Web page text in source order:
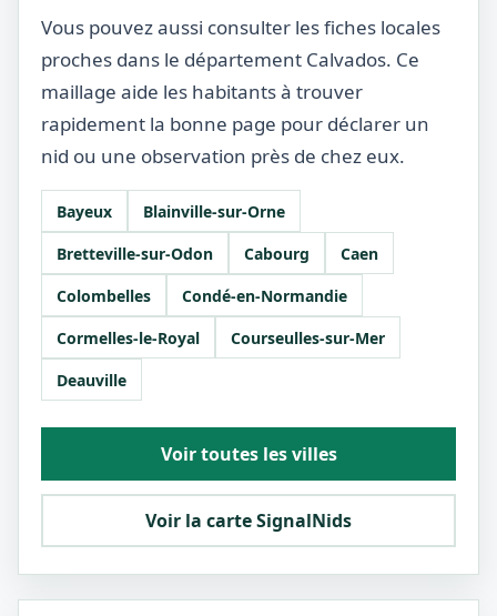
Vous pouvez aussi consulter les fiches locales
proches dans le département Calvados. Ce
maillage aide les habitants à trouver
rapidement la bonne page pour déclarer un
nid ou une observation près de chez eux.
Bayeux
Blainville-sur-Orne
Bretteville-sur-Odon
Cabourg
Caen
Colombelles
Condé-en-Normandie
Cormelles-le-Royal
Courseulles-sur-Mer
Deauville
Voir toutes les villes
Voir la carte SignalNids